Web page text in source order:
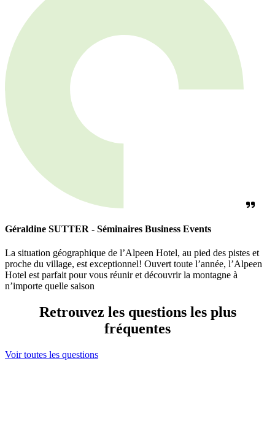
Géraldine SUTTER - Séminaires Business Events
La situation géographique de l’Alpeen Hotel, au pied des pistes et
proche du village, est exceptionnel! Ouvert toute l’année, l’Alpeen
Hotel est parfait pour vous réunir et découvrir la montagne à
n’importe quelle saison
Retrouvez les questions les plus
fréquentes
Voir toutes les questions